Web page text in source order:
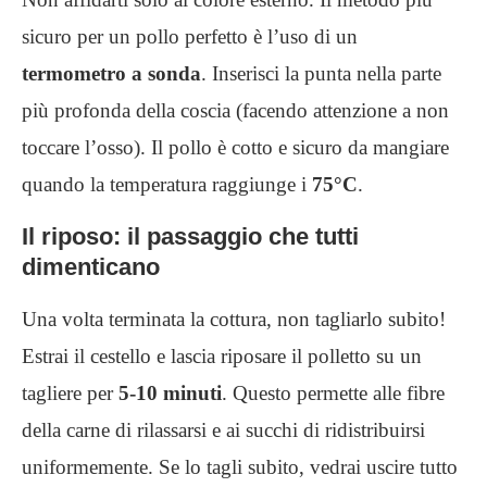
sicuro per un pollo perfetto è l’uso di un
termometro a sonda. Inserisci la punta nella parte
più profonda della coscia (facendo attenzione a non
toccare l’osso). Il pollo è cotto e sicuro da mangiare
quando la temperatura raggiunge i 75°C.
Il riposo: il passaggio che tutti
dimenticano
Una volta terminata la cottura, non tagliarlo subito!
Estrai il cestello e lascia riposare il polletto su un
tagliere per5-10 minuti. Questo permette alle fibre
della carne di rilassarsi e ai succhi di ridistribuirsi
uniformemente. Se lo tagli subito, vedrai uscire tutto